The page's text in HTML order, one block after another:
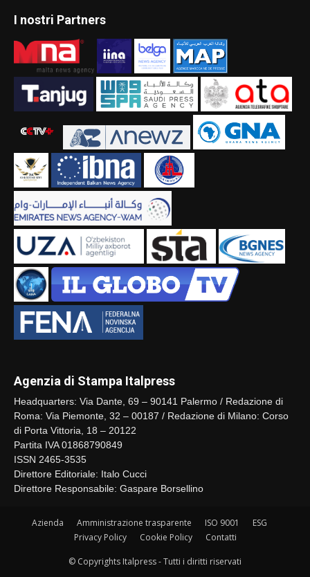
I nostri Partners
Agenzia di Stampa Italpress
Headquarters: Via Dante, 69 – 90141 Palermo / Redazione di
Roma: Via Piemonte, 32 – 00187 / Redazione di Milano: Corso
di Porta Vittoria, 18 – 20122
Partita IVA 01868790849
ISSN 2465-3535
Direttore Editoriale: Italo Cucci
Direttore Responsabile: Gaspare Borsellino
Azienda Amministrazione trasparente ISO 9001
ESG
Privacy Policy
Cookie Policy Contatti
© Copyrights Italpress - Tutti i diritti riservati